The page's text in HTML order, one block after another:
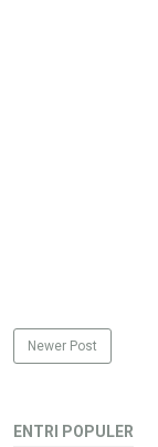
Newer Post
ENTRI POPULER